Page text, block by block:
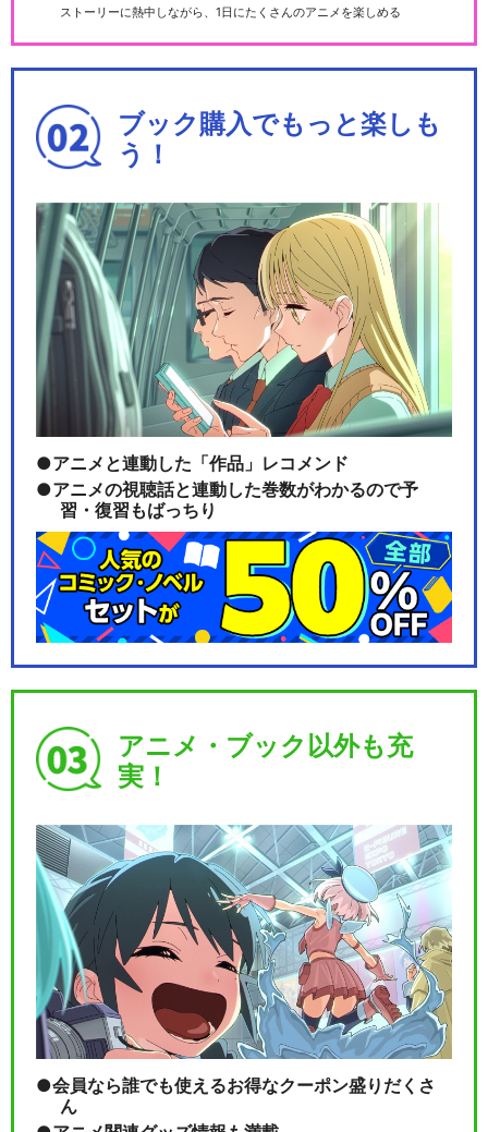
ストーリーに熱中しながら、1日にたくさんのアニメを楽しめる
ブック購入でもっと楽しも
う！
アニメと連動した「作品」レコメンド
アニメの視聴話と連動した巻数がわかるので予
習・復習もばっちり
アニメ・ブック以外も充
実！
会員なら誰でも使えるお得なクーポン盛りだくさ
ん